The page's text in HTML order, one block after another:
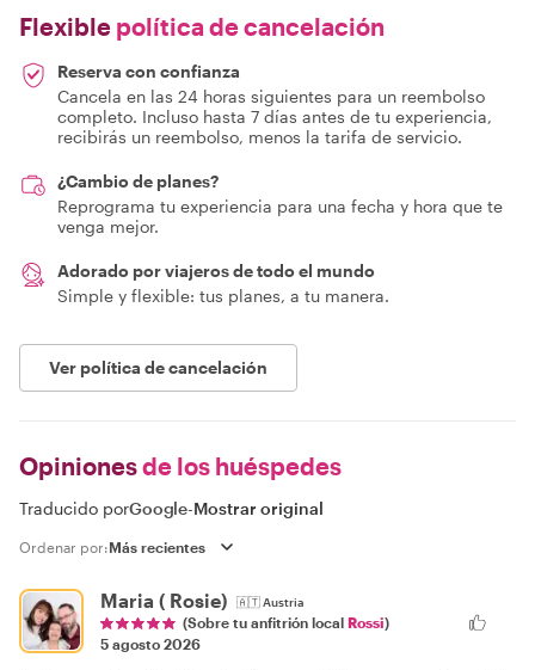
Flexible política de cancelación
Reserva con confianza
Cancela en las 24 horas siguientes para un reembolso
completo. Incluso hasta 7 días antes de tu experiencia,
recibirás un reembolso, menos la tarifa de servicio.
¿Cambio de planes?
Reprograma tu experiencia para una fecha y hora que te
venga mejor.
Adorado por viajeros de todo el mundo
Simple y flexible: tus planes, a tu manera.
Ver política de cancelación
Opinionesde los huéspedes
Traducido porGoogle-Mostrar original
Ordenar por:
Maria ( Rosie) 🇦🇹Austria
(Sobre tu anfitrión local Rossi)
5 agosto 2026